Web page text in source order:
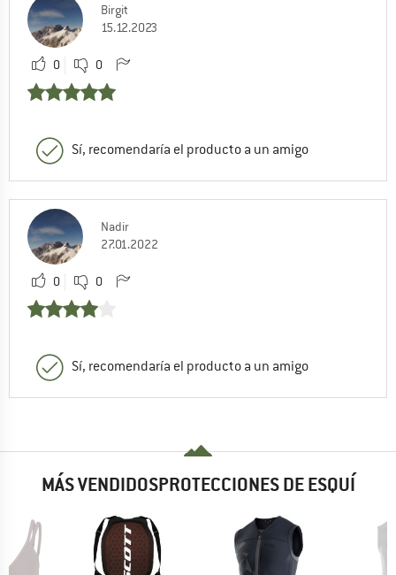
Birgit
15.12.2023
0 0
Sí, recomendaría el producto a un amigo
Nadir
27.01.2022
0 0
Sí, recomendaría el producto a un amigo
MÁS VENDIDOSPROTECCIONES DE ESQUÍ